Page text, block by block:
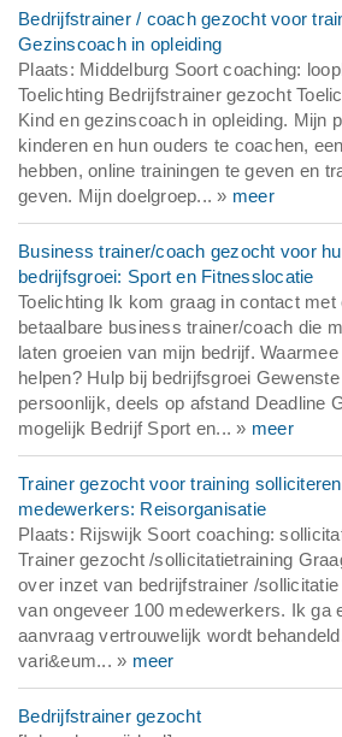
Bedrijfstrainer / coach gezocht voor
Gezinscoach in opleiding
Plaats: Middelburg Soort coaching:
Toelichting Bedrijfstrainer gezocht
Kind en gezinscoach in opleiding. Mijn
kinderen en hun ouders te coachen,
hebben, online trainingen te geven en
geven. Mijn doelgroep... » meer
Business trainer/coach gezocht voor
bedrijfsgroei: Sport en Fitnesslocatie
Toelichting Ik kom graag in contact met
betaalbare business trainer/coach die
laten groeien van mijn bedrijf.
helpen? Hulp bij bedrijfsgroei
persoonlijk, deels op afstand Deadline
mogelijk Bedrijf Sport en... » meer
Trainer gezocht voor training
medewerkers: Reisorganisatie
Plaats: Rijswijk Soort coaching:
Trainer gezocht /sollicitatietraining
over inzet van bedrijfstrainer /
van ongeveer 100 medewerkers. Ik ga
aanvraag vertrouwelijk wordt
vari&eum... » meer
Bedrijfstrainer gezocht